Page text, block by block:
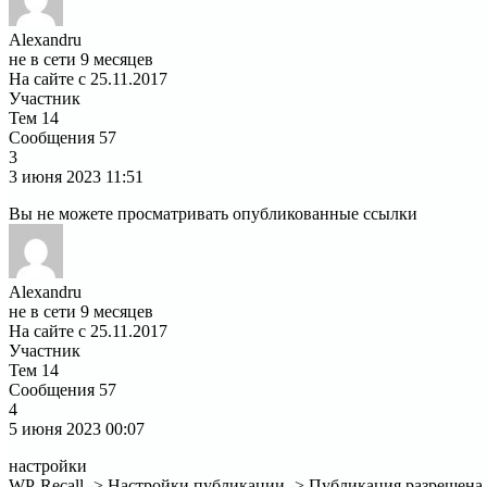
Alexandru
не в сети 9 месяцев
На сайте с 25.11.2017
Участник
Тем 14
Сообщения 57
3
3 июня 2023 11:51
Вы не можете просматривать опубликованные ссылки
Alexandru
не в сети 9 месяцев
На сайте с 25.11.2017
Участник
Тем 14
Сообщения 57
4
5 июня 2023 00:07
настройки